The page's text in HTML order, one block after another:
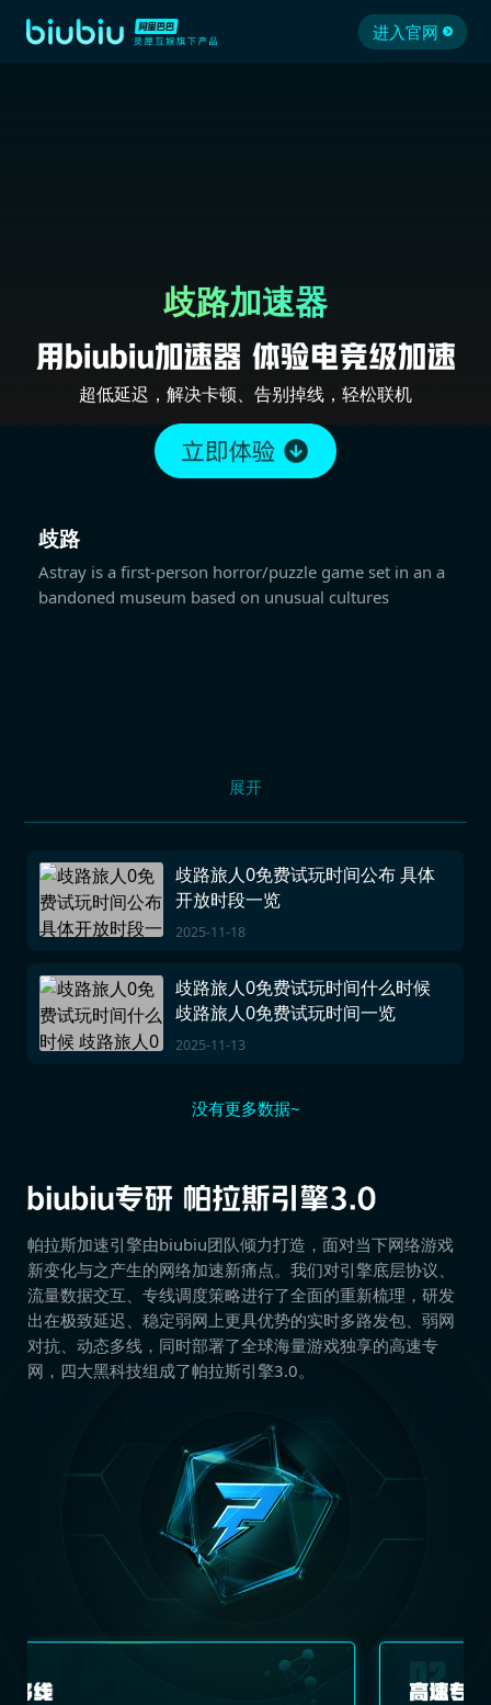
进入官网
歧路加速器
超低延迟，解决卡顿、告别掉线，轻松联机
歧路
Astray is a first-person horror/puzzle game set in an a
bandoned museum based on unusual cultures
展开
歧路旅人0免费试玩时间公布 具体
开放时段一览
2025-11-18
歧路旅人0免费试玩时间什么时候
歧路旅人0免费试玩时间一览
2025-11-13
没有更多数据~
帕拉斯加速引擎由biubiu团队倾力打造，面对当下网络游戏
新变化与之产生的网络加速新痛点。我们对引擎底层协议、
流量数据交互、专线调度策略进行了全面的重新梳理，研发
出在极致延迟、稳定弱网上更具优势的实时多路发包、弱网
对抗、动态多线，同时部署了全球海量游戏独享的高速专
网，四大黑科技组成了帕拉斯引擎3.0。